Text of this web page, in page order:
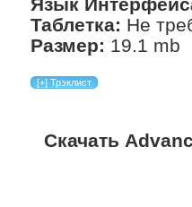
Таблетка: Hе
Размер: 19.1 mb
Скачать